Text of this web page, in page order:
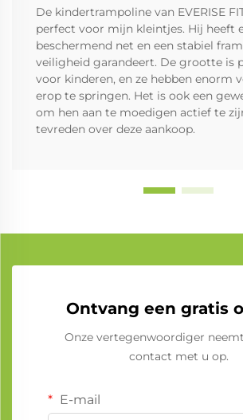
De kindertrampoline van EVERISE
perfect voor mijn kleintjes. Hij heeft
beschermend net en een stabiel
veiligheid garandeert. De grootte is
voor kinderen, en ze hebben enorm
erop te springen. Het is ook een
om hen aan te moedigen actief te
tevreden over deze aankoop.
Ontvang een gratis
Onze vertegenwoordiger
contact met u op.
E-mail